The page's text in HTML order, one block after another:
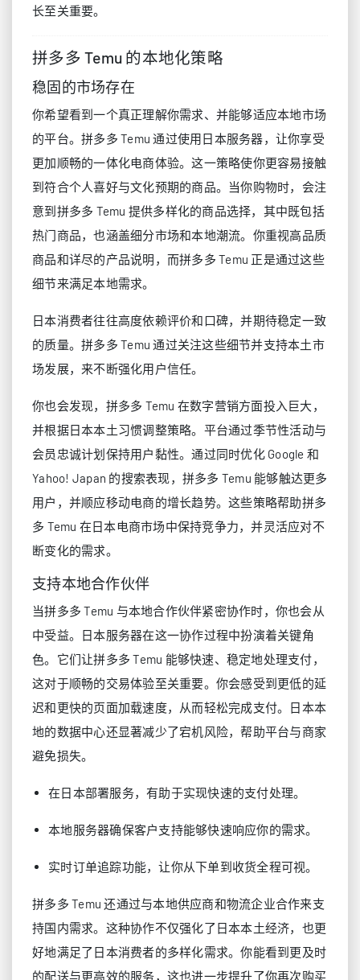
长至关重要。
拼多多 Temu 的本地化策略
稳固的市场存在
你希望看到一个真正理解你需求、并能够适应本地市场
的平台。拼多多 Temu 通过使用日本服务器，让你享受
更加顺畅的一体化电商体验。这一策略使你更容易接触
到符合个人喜好与文化预期的商品。当你购物时，会注
意到拼多多 Temu 提供多样化的商品选择，其中既包括
热门商品，也涵盖细分市场和本地潮流。你重视高品质
商品和详尽的产品说明，而拼多多 Temu 正是通过这些
细节来满足本地需求。
日本消费者往往高度依赖评价和口碑，并期待稳定一致
的质量。拼多多 Temu 通过关注这些细节并支持本土市
场发展，来不断强化用户信任。
你也会发现，拼多多 Temu 在数字营销方面投入巨大，
并根据日本本土习惯调整策略。平台通过季节性活动与
会员忠诚计划保持用户黏性。通过同时优化 Google 和
Yahoo! Japan 的搜索表现，拼多多 Temu 能够触达更多
用户，并顺应移动电商的增长趋势。这些策略帮助拼多
多 Temu 在日本电商市场中保持竞争力，并灵活应对不
断变化的需求。
支持本地合作伙伴
当拼多多 Temu 与本地合作伙伴紧密协作时，你也会从
中受益。日本服务器在这一协作过程中扮演着关键角
色。它们让拼多多 Temu 能够快速、稳定地处理支付，
这对于顺畅的交易体验至关重要。你会感受到更低的延
迟和更快的页面加载速度，从而轻松完成支付。日本本
地的数据中心还显著减少了宕机风险，帮助平台与商家
避免损失。
在日本部署服务，有助于实现快速的支付处理。
本地服务器确保客户支持能够快速响应你的需求。
实时订单追踪功能，让你从下单到收货全程可视。
拼多多 Temu 还通过与本地供应商和物流企业合作来支
持国内需求。这种协作不仅强化了日本本土经济，也更
好地满足了日本消费者的多样化需求。你能看到更及时
的配送与更高效的服务，这也进一步提升了你再次购买